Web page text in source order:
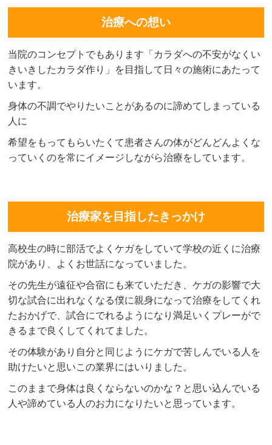
治療への想い
当院のコンセプトでもあります「カラダへの不安がなくい
きいきしたカラダ作り」を目指して日々の施術にあたって
います。
身体の不調でやりたいことがあるのに諦めてしまっている
人に
希望をもってもらいたくて患者さんの体がどんどんよくな
っていくのを常にイメージしながら治療をしています。
治療家を目指したきっかけ
高校生の時に部活でよくケガをしていて学校の近くに治療
院があり、よくお世話になっていました。
その先生が遠征や合宿にも来ていただき、ケガの影響で大
切な試合に出れなくなる僕に親身になって治療をしてくれ
たおかげで、試合にでれるようになり満足いくプレーがで
きるまで良くしてくれてました。
その体験があり自分と同じようにケガで苦しんでいる人を
助けたいと思いこの業界にはいりました。
このままで身体は良くならないのかな？と思い込んでいる
人や諦めている人のお力になりたいと思っています。